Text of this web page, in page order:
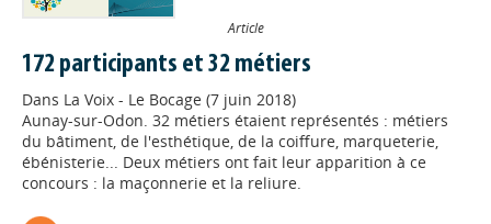
Article
172 participants et 32 métiers
Dans La Voix - Le Bocage (7 juin 2018)
Aunay-sur-Odon. 32 métiers étaient représentés : métiers
du bâtiment, de l'esthétique, de la coiffure, marqueterie,
ébénisterie... Deux métiers ont fait leur apparition à ce
concours : la maçonnerie et la reliure.